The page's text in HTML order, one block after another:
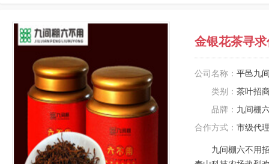
金银花茶寻
公司名称： 平邑九
类别： 茶叶招
品牌： 九间棚
合作方式： 市级代
九间棚六不用